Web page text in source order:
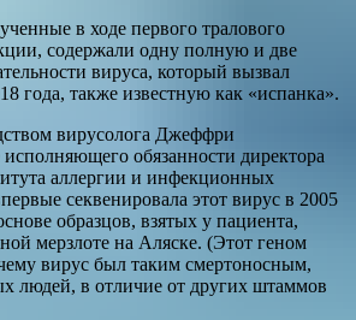
в ходе первого тралового
содержали одну полную и две
вируса, который вызвал
года, также известную как «испанка».
вирусолога Джеффри
обязанности директора
аллергии и инфекционных
секвенировала этот вирус в 2005
образцов, взятых у пациента,
мерзлоте на Аляске. (Этот геном
вирус был таким смертоносным,
людей, в отличие от других штаммов